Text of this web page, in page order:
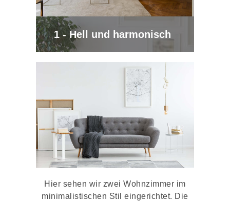
1 - Hell und harmonisch
Hier sehen wir zwei Wohnzimmer im
minimalistischen Stil eingerichtet. Die